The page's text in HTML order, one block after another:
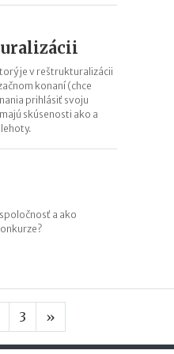
je v reštrukturalizácii
konaní (chce
prihlásiť svoju
skúsenosti ako a
a ako
strana
3 »